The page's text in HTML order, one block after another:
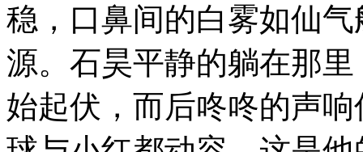
稳，口鼻间的白雾如仙
源。石昊平静的躺在那
始起伏，而后咚咚的声